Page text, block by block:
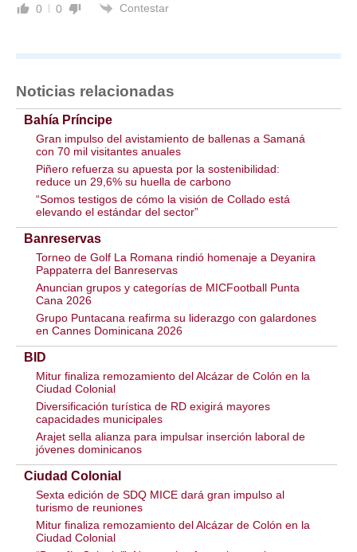
0 0 Contestar
Noticias relacionadas
Bahía Príncipe
Gran impulso del avistamiento de ballenas a Samaná
con 70 mil visitantes anuales
Piñero refuerza su apuesta por la sostenibilidad:
reduce un 29,6% su huella de carbono
“Somos testigos de cómo la visión de Collado está
elevando el estándar del sector”
Banreservas
Torneo de Golf La Romana rindió homenaje a Deyanira
Pappaterra del Banreservas
Anuncian grupos y categorías de MICFootball Punta
Cana 2026
Grupo Puntacana reafirma su liderazgo con galardones
en Cannes Dominicana 2026
BID
Mitur finaliza remozamiento del Alcázar de Colón en la
Ciudad Colonial
Diversificación turística de RD exigirá mayores
capacidades municipales
Arajet sella alianza para impulsar inserción laboral de
jóvenes dominicanos
Ciudad Colonial
Sexta edición de SDQ MICE dará gran impulso al
turismo de reuniones
Mitur finaliza remozamiento del Alcázar de Colón en la
Ciudad Colonial